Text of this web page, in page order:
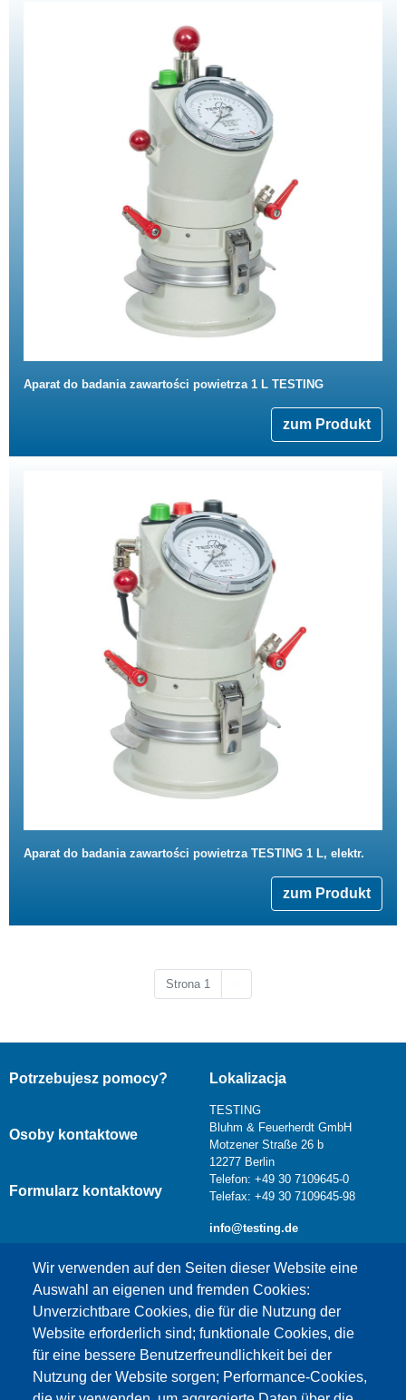
Aparat do badania zawartości powietrza 1 L TESTING
zum Produkt
Aparat do badania zawartości powietrza TESTING 1 L, elektr.
zum Produkt
Strona 1
Wir verwenden auf den Seiten dieser Website eine
Auswahl an eigenen und fremden Cookies:
Unverzichtbare Cookies, die für die Nutzung der
Website erforderlich sind; funktionale Cookies, die
für eine bessere Benutzerfreundlichkeit bei der
Nutzung der Website sorgen; Performance-Cookies,
Potrzebujesz pomocy?
Osoby kontaktowe
Formularz kontaktowy
Lokalizacja
TESTING
Bluhm & Feuerherdt GmbH
Motzener Straße 26 b
12277 Berlin
Telefon: +49 30 7109645-0
Telefax: +49 30 7109645-98
info@testing.de